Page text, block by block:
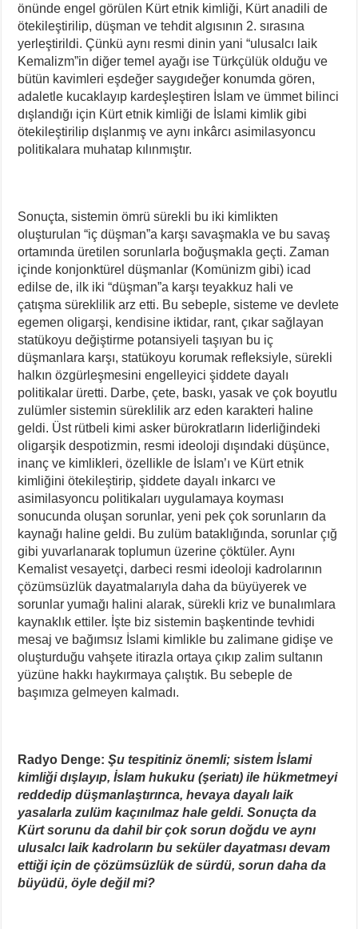
önünde engel görülen Kürt etnik kimliği, Kürt anadili de
ötekileştirilip, düşman ve tehdit algısının 2. sırasına
yerleştirildi. Çünkü aynı resmi dinin yani “ulusalcı laik
Kemalizm”in diğer temel ayağı ise Türkçülük olduğu ve
bütün kavimleri eşdeğer saygıdeğer konumda gören,
adaletle kucaklayıp kardeşleştiren İslam ve ümmet bilinci
dışlandığı için Kürt etnik kimliği de İslami kimlik gibi
ötekileştirilip dışlanmış ve aynı inkârcı asimilasyoncu
politikalara muhatap kılınmıştır.
Sonuçta, sistemin ömrü sürekli bu iki kimlikten
oluşturulan “iç düşman”a karşı savaşmakla ve bu savaş
ortamında üretilen sorunlarla boğuşmakla geçti. Zaman
içinde konjonktürel düşmanlar (Komünizm gibi) icad
edilse de, ilk iki “düşman”a karşı teyakkuz hali ve
çatışma süreklilik arz etti. Bu sebeple, sisteme ve devlete
egemen oligarşi, kendisine iktidar, rant, çıkar sağlayan
statükoyu değiştirme potansiyeli taşıyan bu iç
düşmanlara karşı, statükoyu korumak refleksiyle, sürekli
halkın özgürleşmesini engelleyici şiddete dayalı
politikalar üretti. Darbe, çete, baskı, yasak ve çok boyutlu
zulümler sistemin süreklilik arz eden karakteri haline
geldi. Üst rütbeli kimi asker bürokratların liderliğindeki
oligarşik despotizmin, resmi ideoloji dışındaki düşünce,
inanç ve kimlikleri, özellikle de İslam’ı ve Kürt etnik
kimliğini ötekileştirip, şiddete dayalı inkarcı ve
asimilasyoncu politikaları uygulamaya koyması
sonucunda oluşan sorunlar, yeni pek çok sorunların da
kaynağı haline geldi. Bu zulüm bataklığında, sorunlar çığ
gibi yuvarlanarak toplumun üzerine çöktüler. Aynı
Kemalist vesayetçi, darbeci resmi ideoloji kadrolarının
çözümsüzlük dayatmalarıyla daha da büyüyerek ve
sorunlar yumağı halini alarak, sürekli kriz ve bunalımlara
kaynaklık ettiler. İşte biz sistemin başkentinde tevhidi
mesaj ve bağımsız İslami kimlikle bu zalimane gidişe ve
oluşturduğu vahşete itirazla ortaya çıkıp zalim sultanın
yüzüne hakkı haykırmaya çalıştık. Bu sebeple de
başımıza gelmeyen kalmadı.
Radyo Denge:Şu tespitiniz önemli; sistem İslami
kimliği dışlayıp, İslam hukuku (şeriatı) ile hükmetmeyi
reddedip düşmanlaştırınca, hevaya dayalı laik
yasalarla zulüm kaçınılmaz hale geldi. Sonuçta da
Kürt sorunu da dahil bir çok sorun doğdu ve aynı
ulusalcı laik kadroların bu seküler dayatması devam
ettiği için de çözümsüzlük de sürdü, sorun daha da
büyüdü, öyle değil mi?